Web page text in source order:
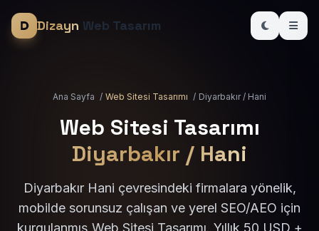
Dizayn Web Tasarım
Ana Sayfa / Web Sitesi Tasarımı / Diyarbakır / Hani
Web Sitesi Tasarımı
Diyarbakır / Hani
Diyarbakır Hani çevresindeki firmalara yönelik,
mobilde sorunsuz çalışan ve yerel SEO/AEO için
kurgulanmış Web Sitesi Tasarımı. Yıllık 50 USD +